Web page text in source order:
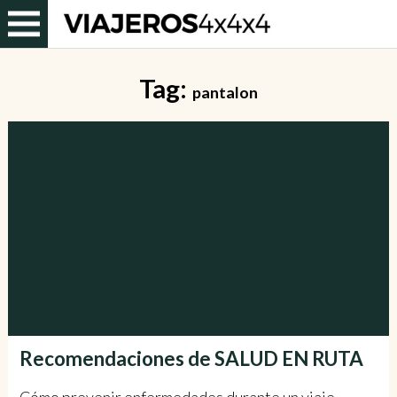
Tag: pantalon
Recomendaciones de SALUD EN RUTA